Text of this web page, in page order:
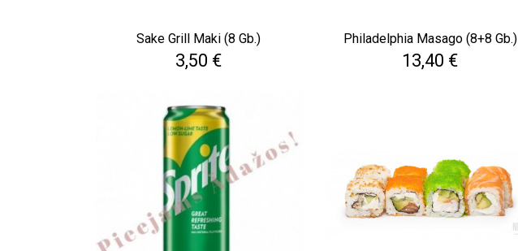
Sake Grill Maki (8 Gb.)
Cena
3,50 €
Philadelphia Masago (8+8 Gb.)
Cena
13,40 €